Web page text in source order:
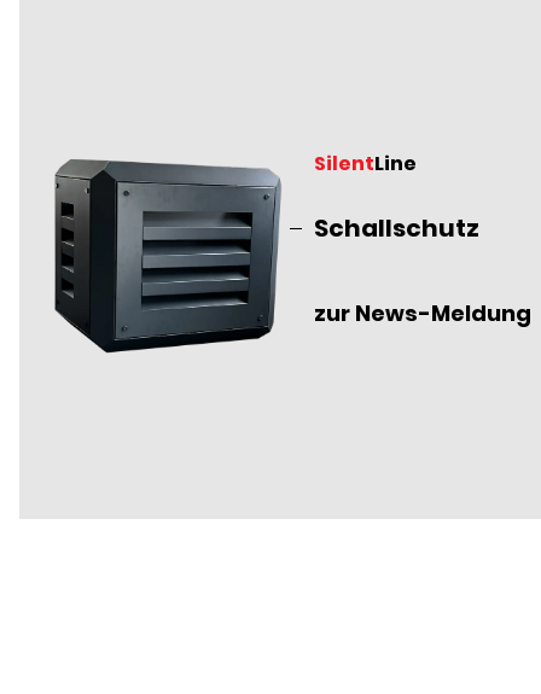
SilentLine
Schallschutz
zur News-Meldung